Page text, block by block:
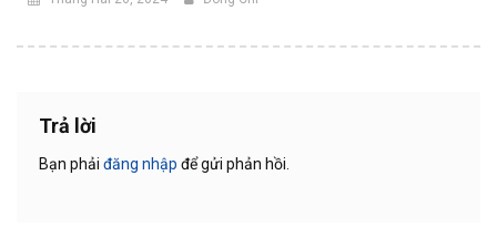
Trả lời
Bạn phải đăng nhập để gửi phản hồi.